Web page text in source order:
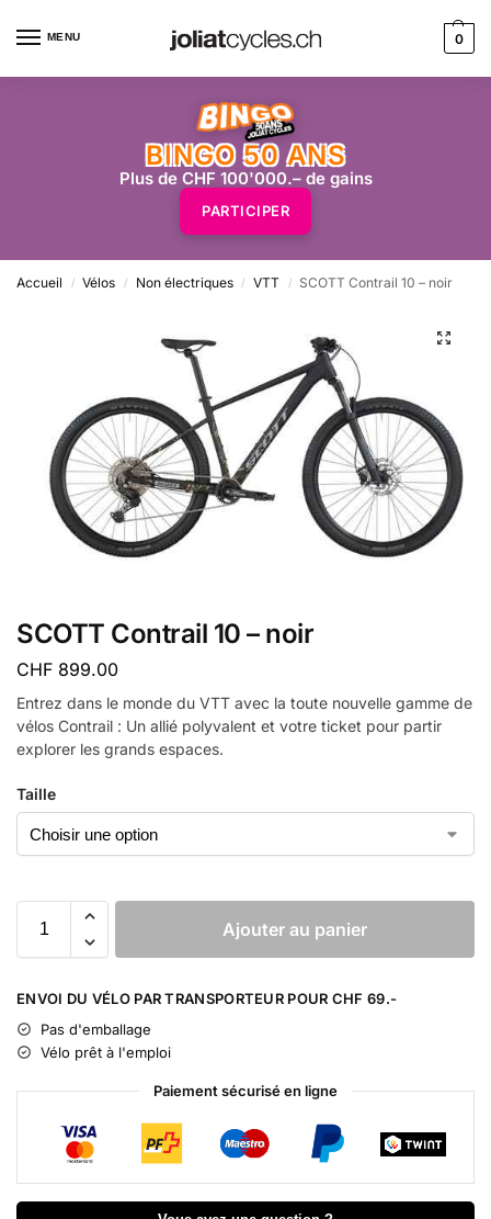
MENU 0
BINGO 50 ANS
Plus de CHF 100'000.– de gains
PARTICIPER
Accueil / Vélos / Non électriques / VTT / SCOTT Contrail 10 – noir
SCOTT Contrail 10 – noir
CHF 899.00
Entrez dans le monde du VTT avec la toute nouvelle gamme de
vélos Contrail : Un allié polyvalent et votre ticket pour partir
explorer les grands espaces.
Taille
Ajouter au panier
l
t
e
r
n
v
e
ENVOI DU VÉLO PAR TRANSPORTEUR POUR CHF 69.-
Pas d'emballage
Vélo prêt à l'emploi
Paiement sécurisé en ligne